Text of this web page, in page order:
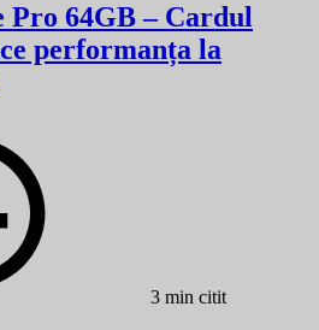
Pro 64GB – Cardul
performanța la
3 min citit